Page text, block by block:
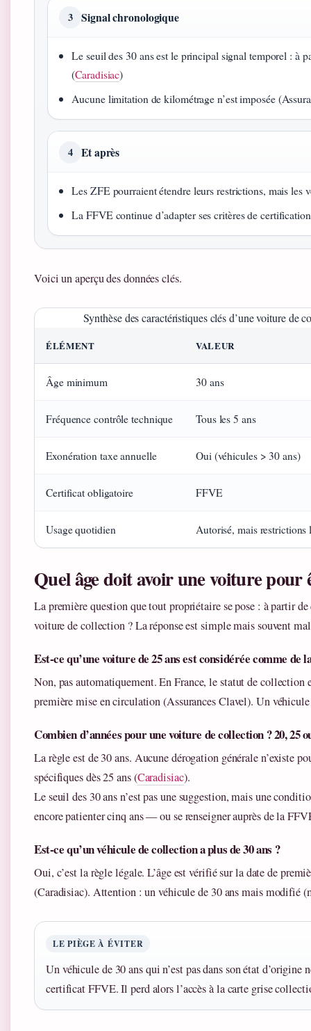
3 Signal chronologique
Le seuil des 30 ans est le principal signal temporel : à
(Caradisiac)
Aucune limitation de kilométrage n’est imposée
4 Et après
Les ZFE pourraient étendre leurs restrictions, mais les
La FFVE continue d’adapter ses critères de
Voici un aperçu des données clés.
Synthèse des caractéristiques clés d’une voiture de
ÉLÉMENT VALEUR
Âge minimum 30 ans
Fréquence contrôle technique Tous les 5 ans
Exonération taxe annuelle Oui (véhicules > 30 ans)
Certificat obligatoire FFVE
Usage quotidien Autorisé, mais restrictions
Quel âge doit avoir une voiture pour
La première question que tout propriétaire se pose : à partir
voiture de collection ? La réponse est simple mais souvent
Est-ce qu’une voiture de 25 ans est considérée comme de
Non, pas automatiquement. En France, le statut de collection
première mise en circulation (Assurances Clavel). Un
Combien d’années pour une voiture de collection ? 20, 25
La règle est de 30 ans. Aucune dérogation générale n’existe
spécifiques dès 25 ans (Caradisiac).
Le seuil des 30 ans n’est pas une suggestion, mais une
encore patienter cinq ans — ou se renseigner auprès de la
Est-ce qu’un véhicule de collection a plus de 30 ans ?
Oui, c’est la règle légale. L’âge est vérifié sur la date de
(Caradisiac). Attention : un véhicule de 30 ans mais modifié
LE PIÈGE À ÉVITER
Un véhicule de 30 ans qui n’est pas dans son état d’origine
certificat FFVE. Il perd alors l’accès à la carte grise